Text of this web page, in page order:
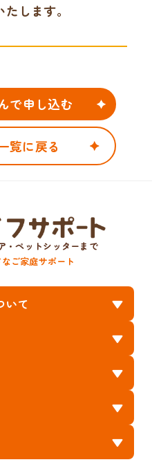
します。
で申し込む
覧に戻る
・ペットシッターまで
ご家庭サポート
いて